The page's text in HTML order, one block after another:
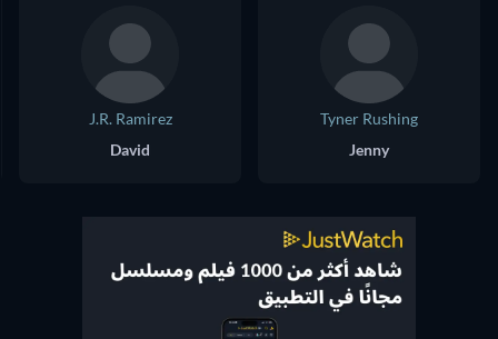
Tyner Rushing
Jenny
J.R. Ramirez
David